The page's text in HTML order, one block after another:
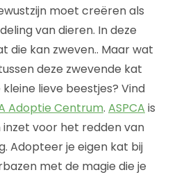
moet creëren als
van dieren. In deze
die kan zweven.. Maar wat
deze zwevende kat
lieve beestjes? Vind
Adoptie Centrum. ASPCA is
voor het redden van
Adopteer je eigen kat bij
met de magie die je